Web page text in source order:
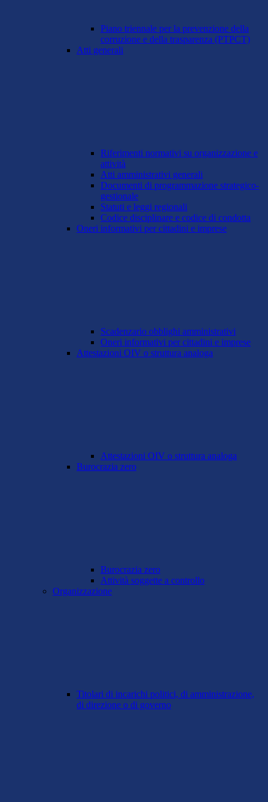
Piano triennale per la prevenzione della
corruzione e della trasparenza (PTPCT)
Atti generali
Riferimenti normativi su organizzazione e
attività
Atti amministrativi generali
Documenti di programmazione strategico-
gestionale
Statuti e leggi regionali
Codice disciplinare e codice di condotta
Oneri informativi per cittadini e imprese
Scadenzario obblighi amministrativi
Oneri informativi per cittadini e imprese
Attestazioni OIV o struttura analoga
Attestazioni OIV o struttura analoga
Burocrazia zero
Burocrazia zero
Attività soggette a controllo
Organizzazione
Titolari di incarichi politici, di amministrazione,
di direzione o di governo